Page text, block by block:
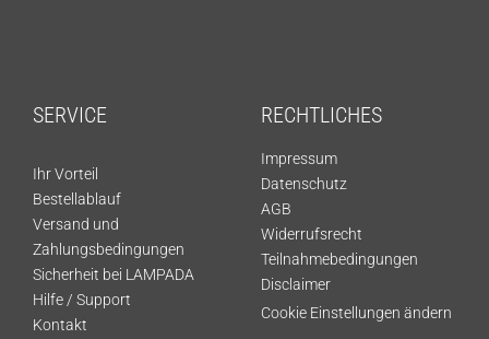
SERVICE
Ihr Vorteil
Bestellablauf
Versand und
Zahlungsbedingungen
Sicherheit bei LAMPADA
Hilfe / Support
Kontakt
RECHTLICHES
Impressum
Datenschutz
AGB
Widerrufsrecht
Teilnahmebedingungen
Disclaimer
Cookie Einstellungen ändern